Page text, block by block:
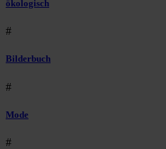
ökologisch
#
Bilderbuch
#
Mode
#